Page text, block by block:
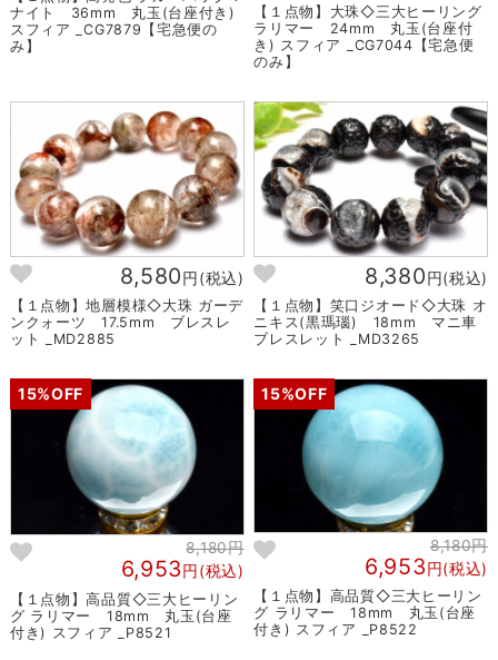
ナイト 36mm 丸玉(台座付き)
スフィア _CG7879【宅急便の
み】
【１点物】大珠◇三大ヒーリング
ラリマー 24mm 丸玉(台座付
き) スフィア _CG7044【宅急便
のみ】
8,580円(税込)
【１点物】地層模様◇大珠 ガーデ
ンクォーツ 17.5mm ブレスレ
ット _MD2885
8,380円(税込)
【１点物】笑口ジオード◇大珠 オ
ニキス(黒瑪瑙) 18mm マニ車
ブレスレット _MD3265
15%OFF
8,180円
6,953円(税込)
【１点物】高品質◇三大ヒーリン
グ ラリマー 18mm 丸玉(台座
付き) スフィア _P8521
15%OFF
8,180円
6,953円(税込)
【１点物】高品質◇三大ヒーリン
グ ラリマー 18mm 丸玉(台座
付き) スフィア _P8522